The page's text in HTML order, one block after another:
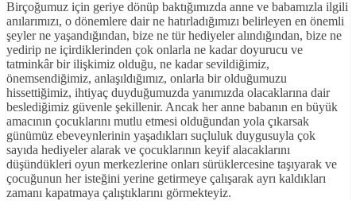
Birçoğumuz için geriye dönüp baktığımızda anne ve babamızla ilgili
anılarımızı, o dönemlere dair ne hatırladığımızı belirleyen en önemli
şeyler ne yaşandığından, bize ne tür hediyeler alındığından, bize ne
yedirip ne içirdiklerinden çok onlarla ne kadar doyurucu ve
tatminkâr bir ilişkimiz olduğu, ne kadar sevildiğimiz,
önemsendiğimiz, anlaşıldığımız, onlarla bir olduğumuzu
hissettiğimiz, ihtiyaç duyduğumuzda yanımızda olacaklarına dair
beslediğimiz güvenle şekillenir. Ancak her anne babanın en büyük
amacının çocuklarını mutlu etmesi olduğundan yola çıkarsak
günümüz ebeveynlerinin yaşadıkları suçluluk duygusuyla çok
sayıda hediyeler alarak ve çocuklarının keyif alacaklarını
düşündükleri oyun merkezlerine onları sürüklercesine taşıyarak ve
çocuğunun her isteğini yerine getirmeye çalışarak ayrı kaldıkları
zamanı kapatmaya çalıştıklarını görmekteyiz.